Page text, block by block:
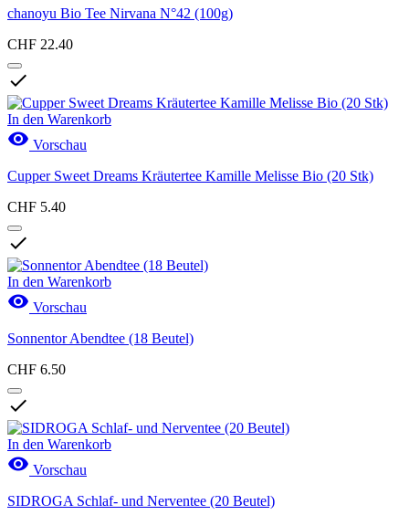
chanoyu Bio Tee Nirvana N°42 (100g)
CHF 22.40

In den Warenkorb
 Vorschau
Cupper Sweet Dreams Kräutertee Kamille Melisse Bio (20 Stk)
CHF 5.40

In den Warenkorb
 Vorschau
Sonnentor Abendtee (18 Beutel)
CHF 6.50

In den Warenkorb
 Vorschau
SIDROGA Schlaf- und Nerventee (20 Beutel)